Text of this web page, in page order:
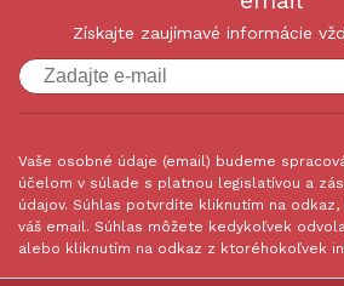
Získajte zaujímavé informácie
Vaše osobné údaje (email) budeme
účelom v súlade s platnou legislatívou a
údajov. Súhlas potvrdíte kliknutím na
váš email. Súhlas môžete kedykoľvek
alebo kliknutím na odkaz z ktoréhokoľvek